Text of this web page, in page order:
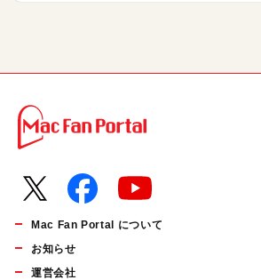
Mac Fan Portal について
お知らせ
運営会社